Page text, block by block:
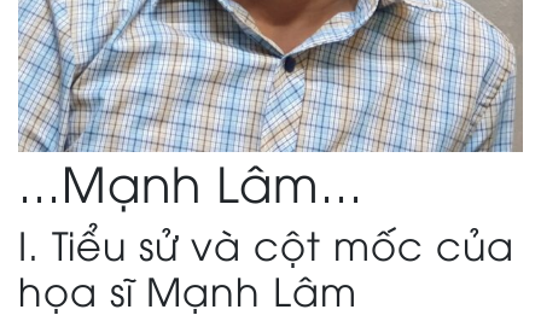
...Mạnh Lâm...
I. Tiểu sử và cột mốc của
họa sĩ Mạnh Lâm